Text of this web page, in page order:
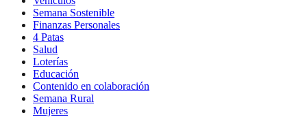
Semana Sostenible
Finanzas Personales
4 Patas
Salud
Loterías
Educación
Contenido en colaboración
Semana Rural
Mujeres